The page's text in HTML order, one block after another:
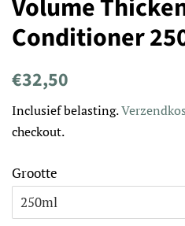
Volume
Conditioner
Normale
€32,50
Inclusief belasting.
checkout.
Grootte